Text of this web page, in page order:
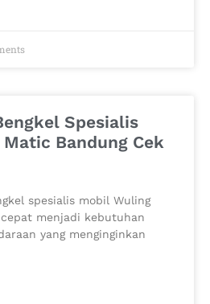
Spesialis
Bandung Cek
spesialis mobil Wuling
menjadi kebutuhan
yang menginginkan